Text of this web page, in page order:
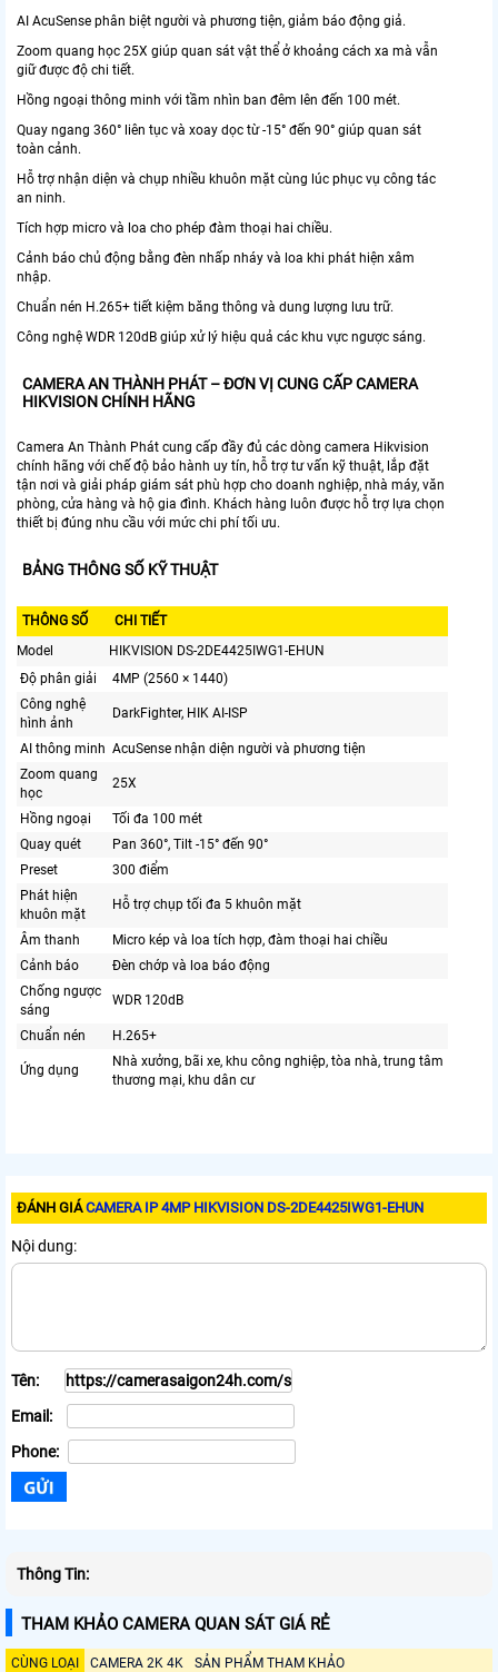
AI AcuSense phân biệt người và phương tiện, giảm báo động giả.
Zoom quang học 25X giúp quan sát vật thể ở khoảng cách xa mà vẫn
giữ được độ chi tiết.
Hồng ngoại thông minh với tầm nhìn ban đêm lên đến 100 mét.
Quay ngang 360° liên tục và xoay dọc từ -15° đến 90° giúp quan sát
toàn cảnh.
Hỗ trợ nhận diện và chụp nhiều khuôn mặt cùng lúc phục vụ công tác
an ninh.
Tích hợp micro và loa cho phép đàm thoại hai chiều.
Cảnh báo chủ động bằng đèn nhấp nháy và loa khi phát hiện xâm
nhập.
Chuẩn nén H.265+ tiết kiệm băng thông và dung lượng lưu trữ.
Công nghệ WDR 120dB giúp xử lý hiệu quả các khu vực ngược sáng.
CAMERA AN THÀNH PHÁT – ĐƠN VỊ CUNG CẤP CAMERA
HIKVISION CHÍNH HÃNG
Camera An Thành Phát cung cấp đầy đủ các dòng camera Hikvision
chính hãng với chế độ bảo hành uy tín, hỗ trợ tư vấn kỹ thuật, lắp đặt
tận nơi và giải pháp giám sát phù hợp cho doanh nghiệp, nhà máy, văn
phòng, cửa hàng và hộ gia đình. Khách hàng luôn được hỗ trợ lựa chọn
thiết bị đúng nhu cầu với mức chi phí tối ưu.
BẢNG THÔNG SỐ KỸ THUẬT
THÔNG SỐ
CHI TIẾT
Model
HIKVISION DS-2DE4425IWG1-EHUN
Độ phân giải
4MP (2560 × 1440)
Công nghệ
hình ảnh
DarkFighter, HIK AI-ISP
AI thông minh AcuSense nhận diện người và phương tiện
Zoom quang
học
25X
Hồng ngoại
Tối đa 100 mét
Quay quét
Pan 360°, Tilt -15° đến 90°
Preset
300 điểm
Phát hiện
khuôn mặt
Hỗ trợ chụp tối đa 5 khuôn mặt
Âm thanh
Micro kép và loa tích hợp, đàm thoại hai chiều
Cảnh báo
Đèn chớp và loa báo động
Chống ngược
sáng
WDR 120dB
Chuẩn nén H.265+
Ứng dụng
Nhà xưởng, bãi xe, khu công nghiệp, tòa nhà, trung tâm
thương mại, khu dân cư
ĐÁNH GIÁCAMERA IP 4MP HIKVISION DS-2DE4425IWG1-EHUN
Nội dung:
Tên:
Email:
Phone:
Thông Tin:
THAM KHẢO CAMERA QUAN SÁT GIÁ RẺ
CÙNG LOẠI CAMERA 2K 4K SẢN PHẨM THAM KHẢO